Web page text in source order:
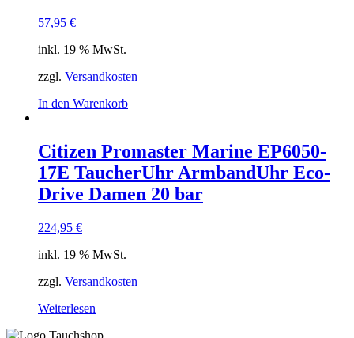
57,95 €
inkl. 19 % MwSt.
zzgl. Versandkosten
In den Warenkorb
Citizen Promaster Marine EP6050-
17E TaucherUhr ArmbandUhr Eco-
Drive Damen 20 bar
224,95 €
inkl. 19 % MwSt.
zzgl. Versandkosten
Weiterlesen